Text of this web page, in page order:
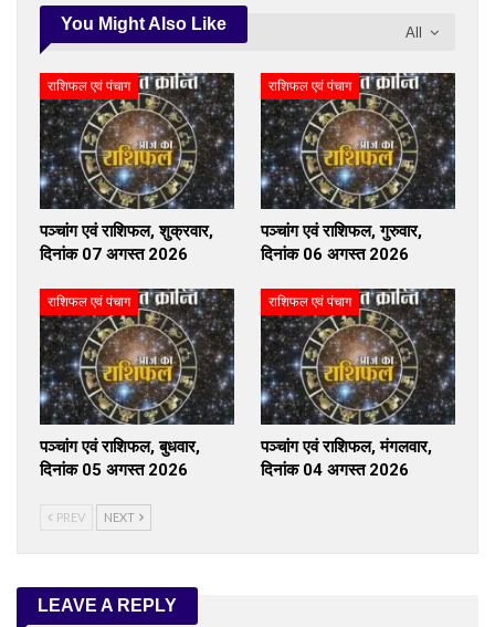
All
You Might Also Like
राशिफल एवं पंचाग
पञ्चांग एवं राशिफल, शुक्रवार,
दिनांक 07 अगस्त 2026
राशिफल एवं पंचाग
पञ्चांग एवं राशिफल, गुरुवार,
दिनांक 06 अगस्त 2026
राशिफल एवं पंचाग
पञ्चांग एवं राशिफल, बुधवार,
दिनांक 05 अगस्त 2026
राशिफल एवं पंचाग
पञ्चांग एवं राशिफल, मंगलवार,
दिनांक 04 अगस्त 2026
PREV NEXT
LEAVE A REPLY